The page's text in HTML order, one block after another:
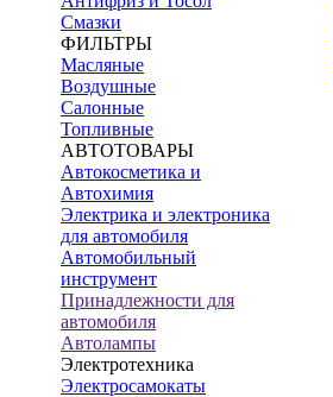
Смазки
ФИЛЬТРЫ
Масляные
Воздушные
Салонные
Топливные
АВТОТОВАРЫ
Автокосметика и
Автохимия
Электрика и электроника
для автомобиля
Автомобильный
инструмент
Принадлежности для
автомобиля
Автолампы
Электротехника
Электросамокаты